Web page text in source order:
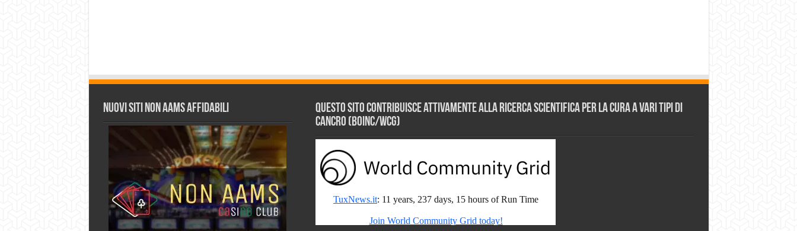
Nuovi siti non AAMS affidabili
Questo sito contribuisce attivamente alla ricerca scientifica per la cura a vari tipi di
Cancro (BOINC/WCG)